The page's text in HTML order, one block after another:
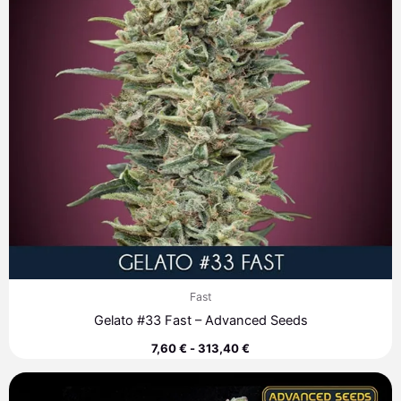
Fast
Gelato #33 Fast – Advanced Seeds
7,60€-313,40€
de